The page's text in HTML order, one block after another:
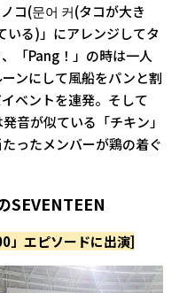
コ(문어 커(タコが大き
いる)」にアレンジしてタ
「Pang！」の時は一人
ンにして風船をパンと割
ベントを連発。そして
音が似ている「チキン」
ったメンバーが鶏の着ぐ
SEVENTEEN
」エピソードに出演]